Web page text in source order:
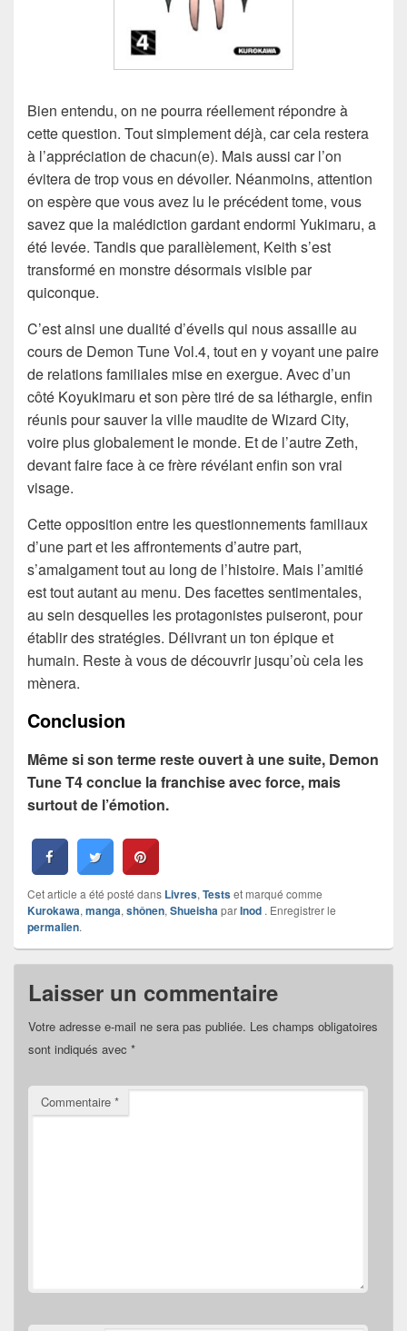
Bien entendu, on ne pourra réellement répondre à
cette question. Tout simplement déjà, car cela restera
à l’appréciation de chacun(e). Mais aussi car l’on
évitera de trop vous en dévoiler. Néanmoins, attention
on espère que vous avez lu le précédent tome, vous
savez que la malédiction gardant endormi Yukimaru, a
été levée. Tandis que parallèlement, Keith s’est
transformé en monstre désormais visible par
quiconque.
C’est ainsi une dualité d’éveils qui nous assaille au
cours de Demon Tune Vol.4, tout en y voyant une paire
de relations familiales mise en exergue. Avec d’un
côté Koyukimaru et son père tiré de sa léthargie, enfin
réunis pour sauver la ville maudite de Wizard City,
voire plus globalement le monde. Et de l’autre Zeth,
devant faire face à ce frère révélant enfin son vrai
visage.
Cette opposition entre les questionnements familiaux
d’une part et les affrontements d’autre part,
s’amalgament tout au long de l’histoire. Mais l’amitié
est tout autant au menu. Des facettes sentimentales,
au sein desquelles les protagonistes puiseront, pour
établir des stratégies. Délivrant un ton épique et
humain. Reste à vous de découvrir jusqu’où cela les
mènera.
Conclusion
Même si son terme reste ouvert à une suite, Demon
Tune T4 conclue la franchise avec force, mais
surtout de l’émotion.
Cet article a été posté dans Livres, Testset marqué comme
Kurokawa, manga, shônen, ShueishaparInod . Enregistrer le
permalien.
Laisser un commentaire
Votre adresse e-mail ne sera pas publiée. Les champs obligatoires
sont indiqués avec *
Commentaire *